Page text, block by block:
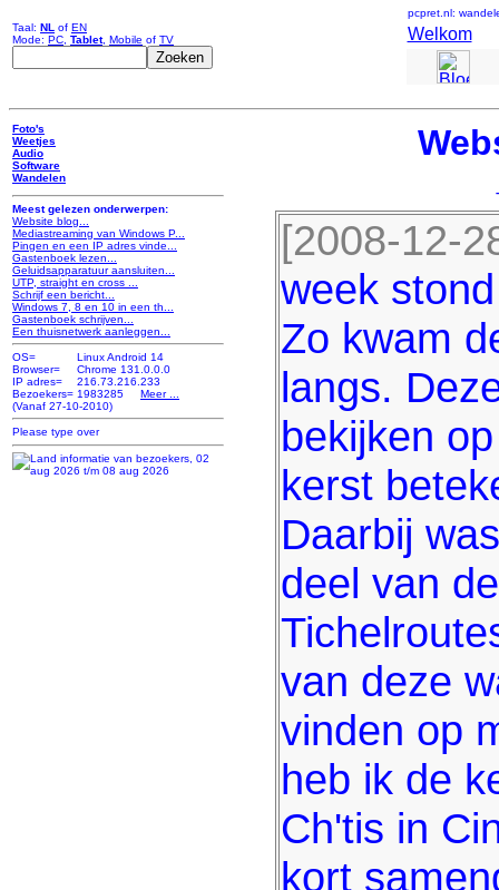
Taal: NL of EN
Mode: PC Tablet, Mobile of TV
pcpret.nl:
Welkom
Foto's
Weetjes
Audio
Software
Wandelen
Meest gelezen onderwerpen:
Website blog...
Mediastreaming van Windows P...
Pingen en een IP adres vinde...
Gastenboek lezen...
Geluidsapparatuur aansluiten...
UTP, straight en cross ...
Schrijf een bericht...
Windows 7, 8 en 10 in een th...
Gastenboek schrijven...
Een thuisnetwerk aanleggen...
OS=
Linux Android 14
Browser=
Chrome 131.0.0.0
IP adres=
216.73.216.233
Bezoekers= 1983285 Meer ...
(Vanaf 27-10-2010)
[2008-12-
week
Zo kwam
langs.
bekijken
kerst
Daarbij
deel van
van deze
vinden op
heb ik de
Ch'tis in
kort